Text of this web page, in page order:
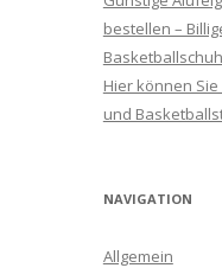
bestellen –
Hier können
und
NAVIGATION
Allgemein